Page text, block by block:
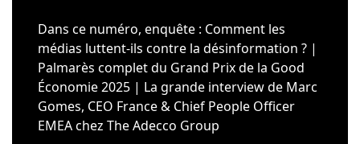
Dans ce numéro, enquête : Comment les
médias luttent-ils contre la désinformation ? |
Palmarès complet du Grand Prix de la Good
Économie 2025 | La grande interview de Marc
Gomes, CEO France & Chief People Officer
EMEA chez The Adecco Group